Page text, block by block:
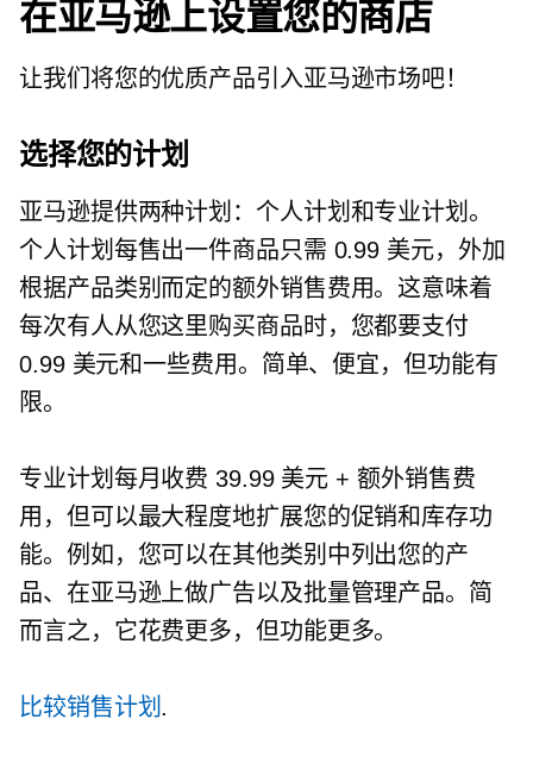
在亚马逊上设置您的商店
让我们将您的优质产品引入亚马逊市场吧！
选择您的计划
亚马逊提供两种计划：个人计划和专业计划。
个人计划每售出一件商品只需 0.99 美元，外加
根据产品类别而定的额外销售费用。这意味着
每次有人从您这里购买商品时，您都要支付
0.99 美元和一些费用。简单、便宜，但功能有
限。
专业计划每月收费 39.99 美元 + 额外销售费
用，但可以最大程度地扩展您的促销和库存功
能。例如，您可以在其他类别中列出您的产
品、在亚马逊上做广告以及批量管理产品。简
而言之，它花费更多，但功能更多。
比较销售计划 .